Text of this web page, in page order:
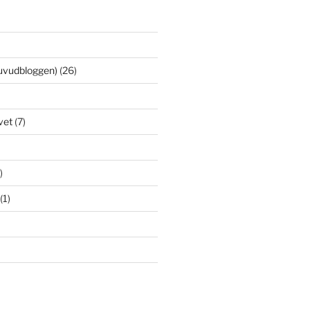
(26)
(7)